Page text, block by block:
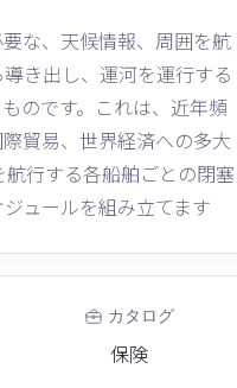
な、天候情報、周囲を航
き出し、運河を運行する
のです。これは、近年頻
貿易、世界経済への多大
行する各船舶ごとの閉塞
ュールを組み立てます
カタログ
保険